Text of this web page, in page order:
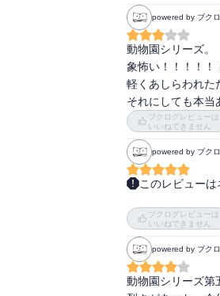
大胆さを与えると
ものもあった。
【ウー・ジイハオ
【宇川幹夫】ある
【馬刑事】名前不
【ウララ】シマウ
【ARSJ】鴇先生
た。
【江川】獣医兼レ
【N作戦】「泣い
たがっていた。
【遠藤】広報係
【大久保】南署の
【オードリー】フ
【大平牧場】アル
【大山動物園】近
【落合】ペンギン
powered by ブク
動物園シリーズ。
象怖い！！！！！
軽くあしらわれた
それにしても本当
ブクログレビューは
いいねできません
powered by ブク
このレビューは
桃君の従弟が登
客観的に見た時の
まぁ、いつも服部
ブクログレビューは
いいねできません
powered by ブク
動物園シリーズ第